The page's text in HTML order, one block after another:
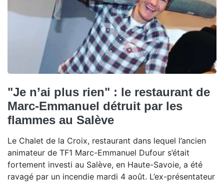
"Je n’ai plus rien" : le restaurant de
Marc-Emmanuel détruit par les
flammes au Salève
Le Chalet de la Croix, restaurant dans lequel l’ancien
animateur de TF1 Marc-Emmanuel Dufour s’était
fortement investi au Salève, en Haute-Savoie, a été
ravagé par un incendie mardi 4 août. L’ex-présentateur